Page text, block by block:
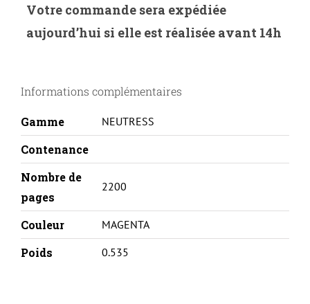
B.245M-
BROTHER
M
Votre commande sera expédiée
aujourd’hui si elle est réalisée avant 14h
Informations complémentaires
Gamme NEUTRESS
Contenance
Nombre de
pages
2200
Couleur MAGENTA
Poids 0.535